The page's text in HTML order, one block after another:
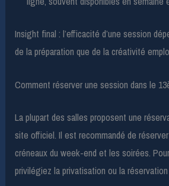
Insight final : l’efficacité d’une session
de la préparation que de la créativité
Comment réserver une session dans le
La plupart des salles proposent une
site officiel. Il est recommandé de réserver
créneaux du week-end et les soirées.
privilégiez la privatisation ou la